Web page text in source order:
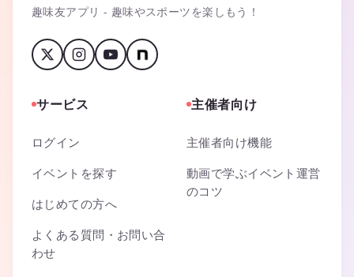
趣味友アプリ - 趣味やスポーツを楽しもう！
サービス
ログイン
イベントを探す
はじめての方へ
よくある質問・お問い合
わせ
主催者向け
主催者向け機能
動画で学ぶイベント運営
のコツ